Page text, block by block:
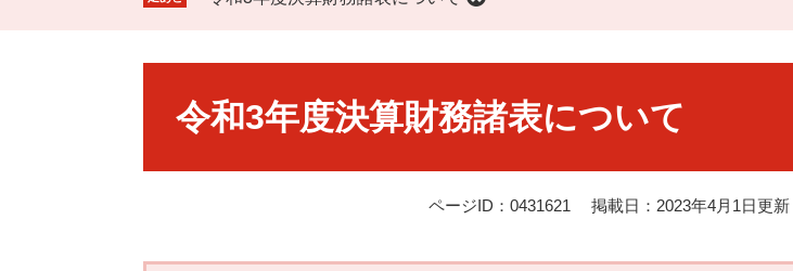
令和3年度決算財務諸表について
ページID：0431621 掲載日：2023年4月1日更新